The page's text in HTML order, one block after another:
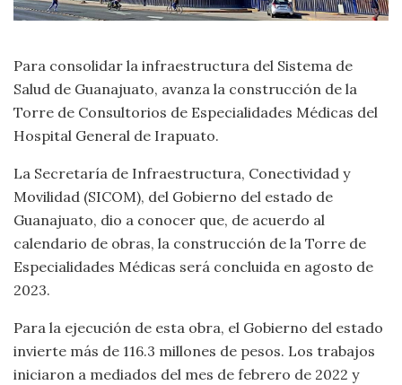
Para consolidar la infraestructura del Sistema de
Salud de Guanajuato, avanza la construcción de la
Torre de Consultorios de Especialidades Médicas del
Hospital General de Irapuato.
La Secretaría de Infraestructura, Conectividad y
Movilidad (SICOM), del Gobierno del estado de
Guanajuato, dio a conocer que, de acuerdo al
calendario de obras, la construcción de la Torre de
Especialidades Médicas será concluida en agosto de
2023.
Para la ejecución de esta obra, el Gobierno del estado
invierte más de 116.3 millones de pesos. Los trabajos
iniciaron a mediados del mes de febrero de 2022 y